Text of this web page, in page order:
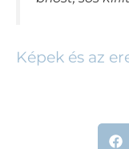
Képek és az